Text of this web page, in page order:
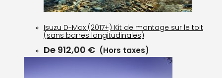
Isuzu D-Max (2017+) Kit de montage sur le toit
(sans barres longitudinales)
De 912,00 € (Hors taxes)